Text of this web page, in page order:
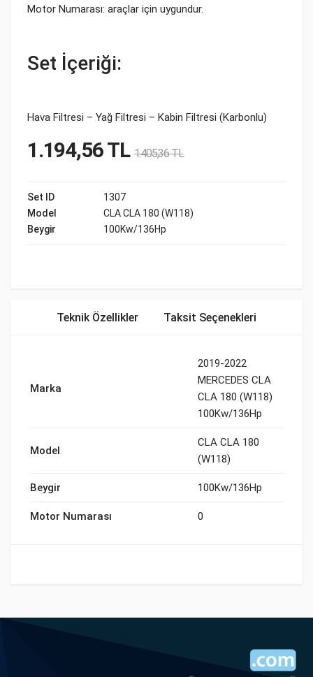
Motor Numarası: araçlar için uygundur.
Set İçeriği:
Hava Filtresi – Yağ Filtresi – Kabin Filtresi (Karbonlu)
1.194,56TL 1.405,36TL
Set ID
1307
Model
CLA CLA 180 (W118)
Beygir
100Kw/136Hp
Teknik Özellikler Taksit Seçenekleri
Marka
2019-2022
MERCEDES CLA
CLA 180 (W118)
100Kw/136Hp
Model
CLA CLA 180
(W118)
Beygir 100Kw/136Hp
Motor Numarası 0